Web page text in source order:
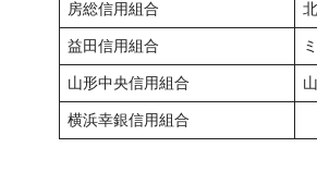
房総信用組合
益田信用組合
山形中央信用組合
横浜幸銀信用組合